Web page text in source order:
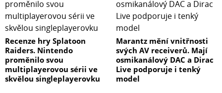
Recenze hry Splatoon
Raiders. Nintendo
proměnilo svou
multiplayerovou sérii ve
skvělou singleplayerovku
Marantz mění vnitřnosti
svých AV receiverů. Mají
osmikanálový DAC a Dirac
Live podporuje i tenký
model